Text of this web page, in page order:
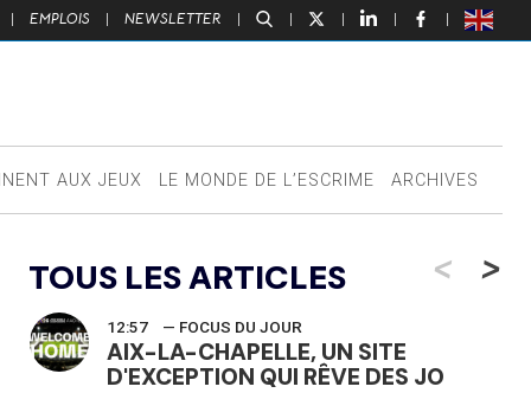
| EMPLOIS | NEWSLETTER | | | | |
AUX JEUX LE MONDE DE L’ESCRIME ARCHIVES
TOUS LES ARTICLES <
12:57 — FOCUS DU JOUR
AIX-LA-CHAPELLE, UN SITE
D'EXCEPTION QUI RÊVE DES JO
>